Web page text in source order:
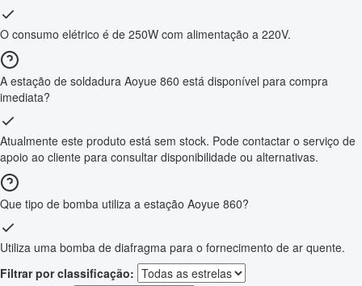
O consumo elétrico é de 250W com alimentação a 220V.
A estação de soldadura Aoyue 860 está disponível para compra
imediata?
Atualmente este produto está sem stock. Pode contactar o serviço de
apoio ao cliente para consultar disponibilidade ou alternativas.
Que tipo de bomba utiliza a estação Aoyue 860?
Utiliza uma bomba de diafragma para o fornecimento de ar quente.
Filtrar por classificação: